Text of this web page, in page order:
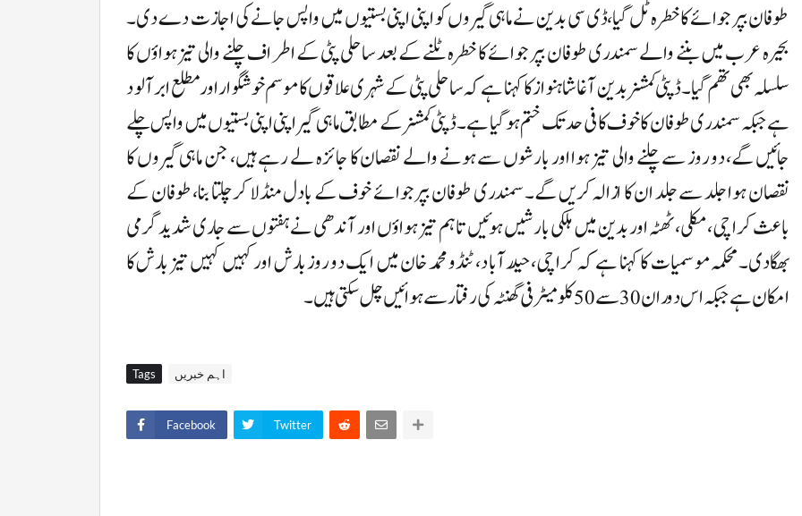
طوفان بپر جوائے کا خطرہ ٹل گیا،ڈی سی بدین نے ماہی گیروں کو اپنی اپنی بستیوں میں واپس جانے کی اجازت دے دی۔
بحیرہ عرب میں بننے والے سمندری طوفان بپر جوائے کا خطرہ ٹلنے کے بعد ساحلی پٹی کے اطراف چلنے والی تیز ہواؤں کا
سلسلہ بھی تھم گیا۔ڈپٹی کمشنر بدین آغا شاہنواز کا کہنا ہے کہ ساحلی پٹی کے شہری علاقوں کا موسم خوشگوار اور مطلع ابر آلود
ہے جبکہ سمندری طوفان کا خوف کافی حد تک ختم ہوگیا ہے۔ڈپٹی کمشنر کے مطابق ماہی گیر اپنی اپنی بستیوں میں واپس چلے
جائیں گے، دو روز سے چلنے والی تیز ہوا اور بارشوں سے ہونے والے نقصان کا جائزہ لے رہے ہیں، جن ماہی گیروں کا
نقصان ہوا جلد سے جلد ان کا ازالہ کریں گے۔ سمندری طوفان بپرجوائے خوف کے بادل منڈلا کر چلتا بنا، طوفان کے
باعث کراچی، مکلی، ٹھٹہ اور بدین میں ہلکی بارشیں ہوئیں تاہم تیز ہواؤں اور آندھی نے ہفتوں سے جاری شدید گرمی
بھگادی۔محکمہ موسمیات کا کہنا ہے کہ کراچی، حیدرآباد، ٹنڈو محمد خان میں ایک دو روز بارش اور کہیں کہیں تیز بارش کا
امکان ہے جبکہ اس دوران 30 سے 50 کلومیٹر فی گھنٹہ کی رفتار سے ہوائیں چل سکتی ہیں۔
Tags اہم خبریں
Facebook Twitter